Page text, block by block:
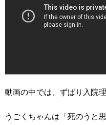
動画の中では、ずばり入院
うごくちゃんは「死のうと